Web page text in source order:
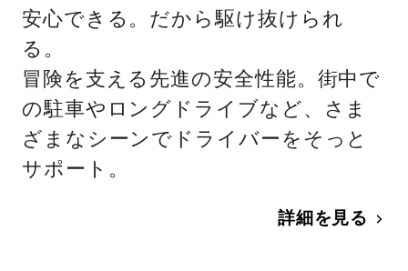
安心できる。だから駆け抜けられ
る。
冒険を支える先進の安全性能。街中で
の駐車やロングドライブなど、さま
ざまなシーンでドライバーをそっと
サポート。
詳細を見る